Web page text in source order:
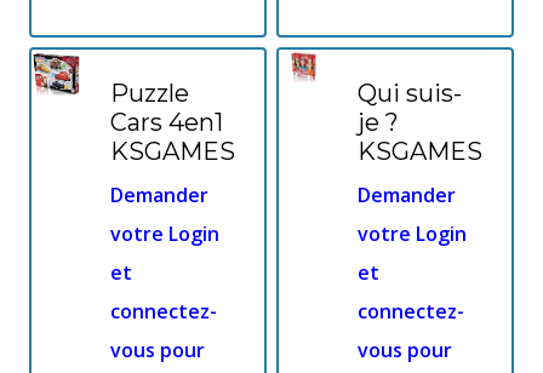
Puzzle
Cars 4en1
KSGAMES
Demander
votre Login
et
connectez-
vous pour
Qui suis-
je ?
KSGAMES
Demander
votre Login
et
connectez-
vous pour